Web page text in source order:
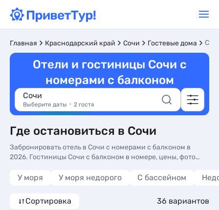
Главная Краснодарский край Сочи Гостевые дома С
Отели и гостиницы Сочи с
номерами с балконом
Сочи
Выберите даты 2 гостя
Где остановиться в Сочи
Забронировать отель в Сочи с номерами с балконом в
2026. Гостиницы Сочи с балконом в номере, цены, фото
У моря У моря недорого С бассейном
Сортировка 36 вариантов